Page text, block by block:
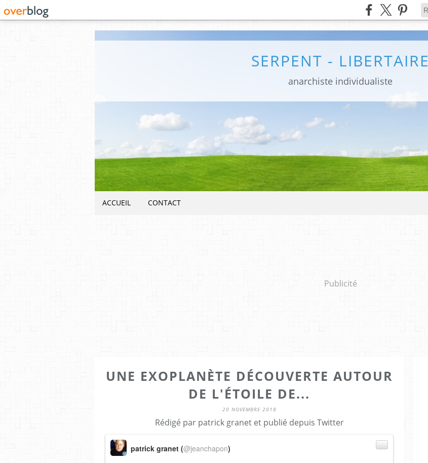
SERPENT - LIBERTAIRE
anarchiste individualiste
ACCUEIL CONTACT
Publicité
UNE EXOPLANÈTE DÉCOUVERTE AUTOUR
DE L'ÉTOILE DE...
20 NOVEMBRE 2018
Rédigé par patrick granet et publié depuis Twitter
patrick granet (@jeanchapon)